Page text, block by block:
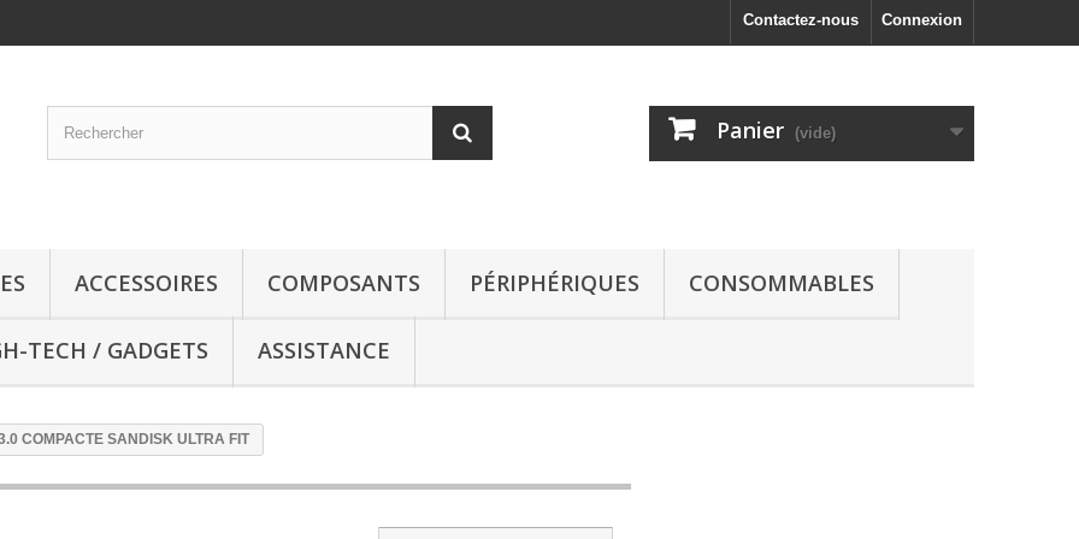
Connexion
Contactez-nous
Panier (vide)
ACCESSOIRES COMPOSANTS PÉRIPHÉRIQUES CONSOMMABLES
TECH / GADGETS ASSISTANCE
COMPACTE SANDISK ULTRA FIT